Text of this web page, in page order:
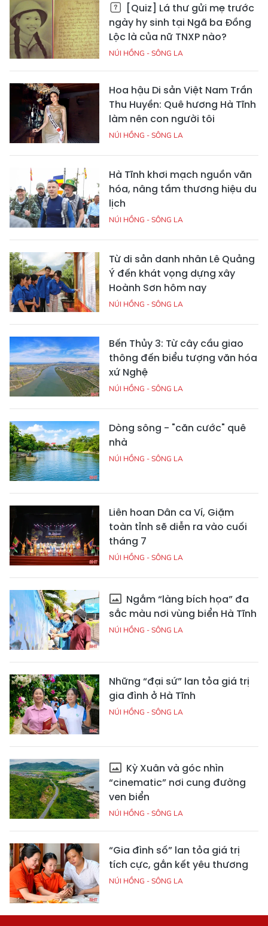
[Quiz] Lá thư gửi mẹ trước
ngày hy sinh tại Ngã ba Đồng
Lộc là của nữ TNXP nào?
NÚI HỒNG - SÔNG LA
Hoa hậu Di sản Việt Nam Trần
Thu Huyền: Quê hương Hà Tĩnh
làm nên con người tôi
NÚI HỒNG - SÔNG LA
Hà Tĩnh khơi mạch nguồn văn
hóa, nâng tầm thương hiệu du
lịch
NÚI HỒNG - SÔNG LA
Từ di sản danh nhân Lê Quảng
Ý đến khát vọng dựng xây
Hoành Sơn hôm nay
NÚI HỒNG - SÔNG LA
Bến Thủy 3: Từ cây cầu giao
thông đến biểu tượng văn hóa
xứ Nghệ
NÚI HỒNG - SÔNG LA
Dòng sông - "căn cước" quê
nhà
NÚI HỒNG - SÔNG LA
Liên hoan Dân ca Ví, Giặm
toàn tỉnh sẽ diễn ra vào cuối
tháng 7
NÚI HỒNG - SÔNG LA
Ngắm “làng bích họa” đa
sắc màu nơi vùng biển Hà Tĩnh
NÚI HỒNG - SÔNG LA
Những “đại sứ” lan tỏa giá trị
gia đình ở Hà Tĩnh
NÚI HỒNG - SÔNG LA
Kỳ Xuân và góc nhìn
“cinematic” nơi cung đường
ven biển
NÚI HỒNG - SÔNG LA
“Gia đình số” lan tỏa giá trị
tích cực, gắn kết yêu thương
NÚI HỒNG - SÔNG LA